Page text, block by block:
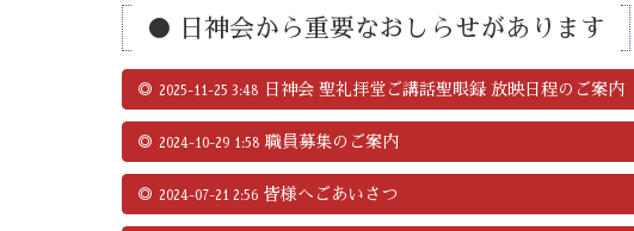
● 日神会から重要なおしらせがあります
◎ 2025-11-25 3:48 日神会 聖礼拝堂ご講話聖眼録 放映日程のご案内
◎ 2024-10-29 1:58 職員募集のご案内
◎ 2024-07-21 2:56 皆様へごあいさつ